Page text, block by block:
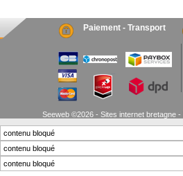
Paiement - Transport
Seeweb ©2026 - Sites internet bretagne -
contenu bloqué
contenu bloqué
contenu bloqué